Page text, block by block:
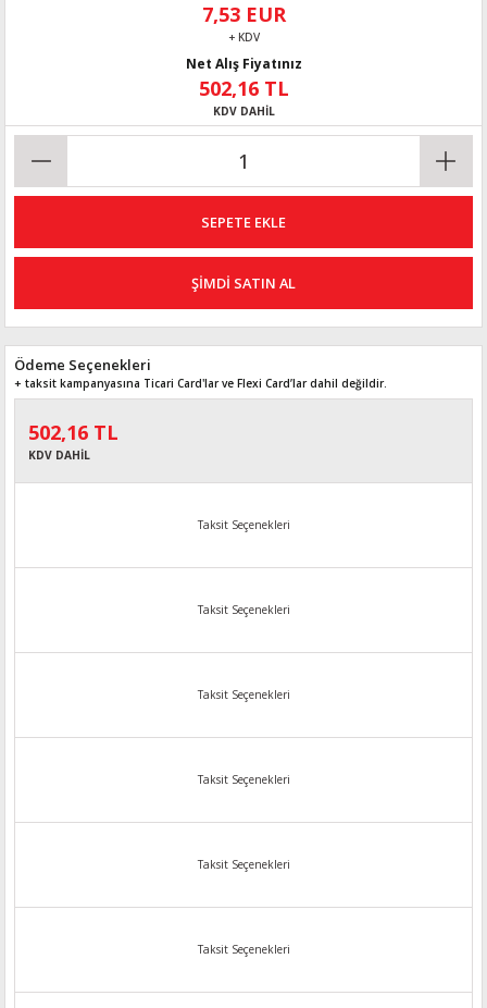
7,53 EUR
+ KDV
Net Alış Fiyatınız
502,16 TL
KDV DAHİL
SEPETE EKLE
ŞİMDİ SATIN AL
Ödeme Seçenekleri
+ taksit kampanyasına Ticari Card'lar ve Flexi Card’lar dahil değildir.
502,16 TL
KDV DAHİL
Taksit Seçenekleri
Taksit Seçenekleri
Taksit Seçenekleri
Taksit Seçenekleri
Taksit Seçenekleri
Taksit Seçenekleri